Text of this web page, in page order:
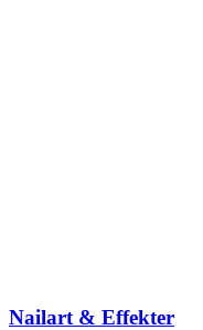
Nailart & Effekter